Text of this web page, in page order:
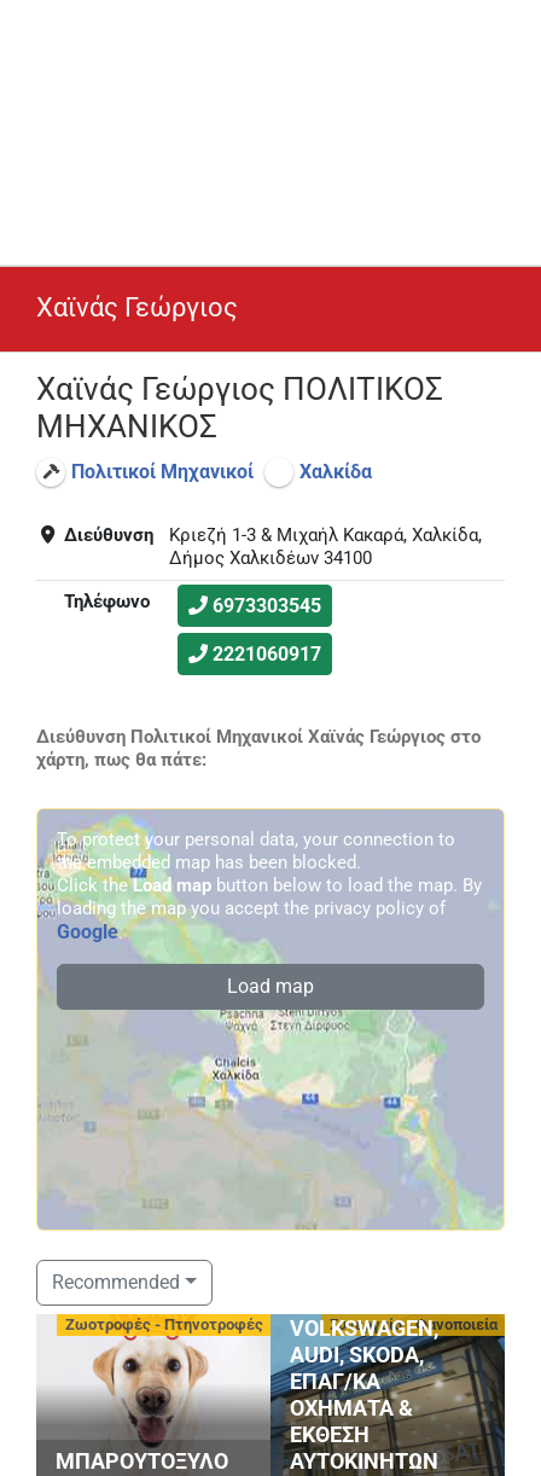
Χαϊνάς Γεώργιος
Χαϊνάς Γεώργιος ΠΟΛΙΤΙΚΟΣ
ΜΗΧΑΝΙΚΟΣ
Πολιτικοί Μηχανικοί Χαλκίδα
Διεύθυνση
Κριεζή 1-3 & Μιχαήλ Κακαρά, Χαλκίδα,
Δήμος Χαλκιδέων 34100
Τηλέφωνο
6973303545
2221060917
Διεύθυνση Πολιτικοί Μηχανικοί Χαϊνάς Γεώργιος στο
χάρτη, πως θα πάτε:
To protect your personal data, your connection to
the embedded map has been blocked.
Click theLoad map button below to load the map. By
loading the map you accept the privacy policy of
Google.
Load map
Recommended
Ζωοτροφές - Πτηνοτροφές
ΜΠΑΡΟΥΤΟΞΥΛΟ
Συνεργεία - Φανοποιεία
VOLKSWAGEN,
AUDI, SKODA,
ΕΠΑΓ/ΚΑ
ΟΧΗΜΑΤΑ &
ΕΚΘΕΣΗ
ΑΥΤΟΚΙΝΗΤΩΝ